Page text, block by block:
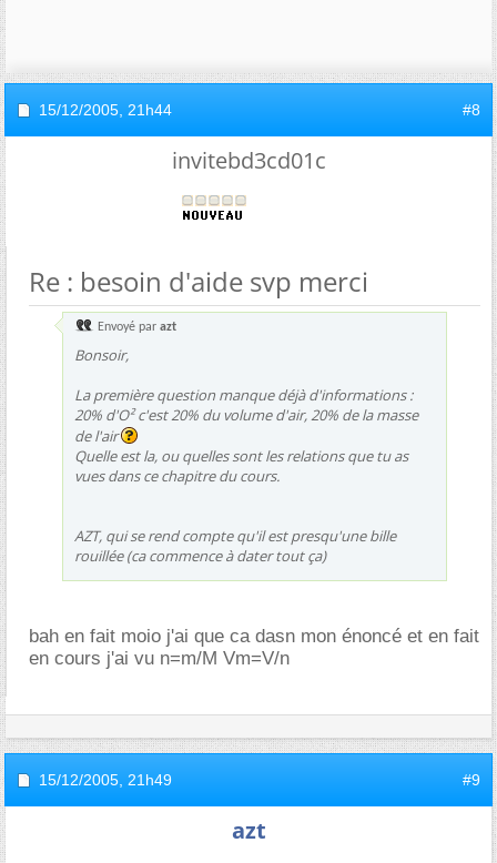
15/12/2005, 21h44 #8
invitebd3cd01c
Re : besoin d'aide svp merci
Envoyé par azt
Bonsoir,
La première question manque déjà d'informations :
20% d'O² c'est 20% du volume d'air, 20% de la masse
de l'air
Quelle est la, ou quelles sont les relations que tu as
vues dans ce chapitre du cours.
AZT, qui se rend compte qu'il est presqu'une bille
rouillée (ca commence à dater tout ça)
bah en fait moio j'ai que ca dasn mon énoncé et en fait
en cours j'ai vu n=m/M Vm=V/n
15/12/2005, 21h49 #9
azt